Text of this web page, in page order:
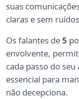
suas
claras e sem
Os falantes de5
envolvente,
cada passo do
essencial para
não decepciona.